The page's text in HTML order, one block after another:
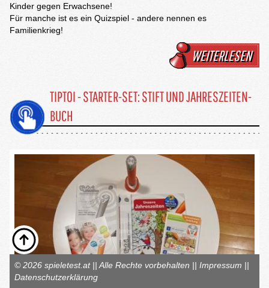
Kinder gegen Erwachsene!
Für manche ist es ein Quizspiel - andere nennen es
Familienkrieg!
WEITERLESEN
TIPTOI - STARTER-SET: STIFT UND JAHRESZEITEN-
BUCH
Tiptoi hat sich mittlerweile auf dem Markt etabliert und bietet eine
© 2026 spieletest.at || Alle Rechte vorbehalten || Impressum ||
Datenschutzerklärung